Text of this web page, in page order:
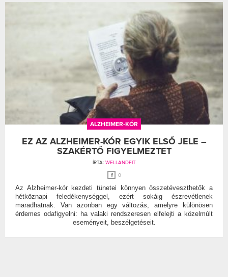
ALZHEIMER-KÓR
EZ AZ ALZHEIMER-KÓR EGYIK ELSŐ JELE –
SZAKÉRTŐ FIGYELMEZTET
ÍRTA: WELLANDFIT
0
Az Alzheimer-kór kezdeti tünetei könnyen összetéveszthetők a
hétköznapi feledékenységgel, ezért sokáig észrevétlenek
maradhatnak. Van azonban egy változás, amelyre különösen
érdemes odafigyelni: ha valaki rendszeresen elfelejti a közelmúlt
eseményeit, beszélgetéseit.